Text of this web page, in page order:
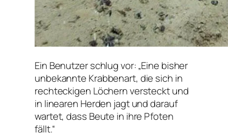
Ein Benutzer schlug vor: „Eine bisher
unbekannte Krabbenart, die sich in
rechteckigen Löchern versteckt und
in linearen Herden jagt und darauf
wartet, dass Beute in ihre Pfoten
fällt.“